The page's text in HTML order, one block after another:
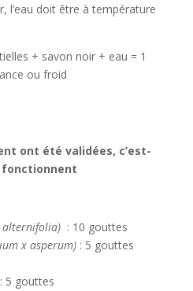
l’eau doit être à température
+ savon noir + eau = 1
ou froid
ont été validées, c’est-
fonctionnent
alternifolia) : 10 gouttes
x asperum): 5 gouttes
: 5 gouttes